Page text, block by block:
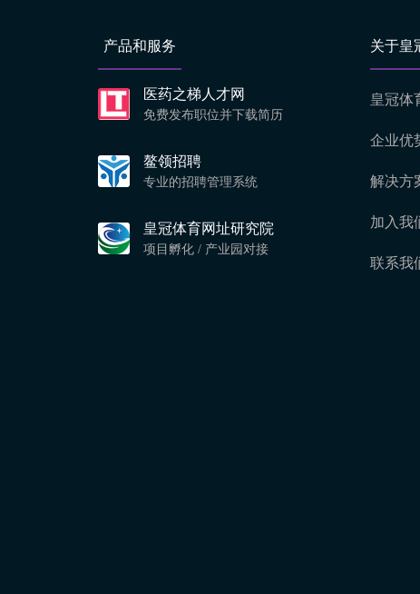
产品和服务
医药之梯人才网
免费发布职位并下载简历
鳌领招聘
专业的招聘管理系统
皇冠体育网址研究院
项目孵化 / 产业园对接
关于皇
皇冠体
企业优
解决方
加入我
联系我